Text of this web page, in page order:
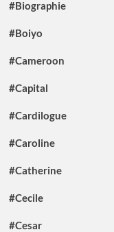
#Biographie
#Boiyo
#Cameroon
#Capital
#Cardilogue
#Caroline
#Catherine
#Cecile
#Cesar